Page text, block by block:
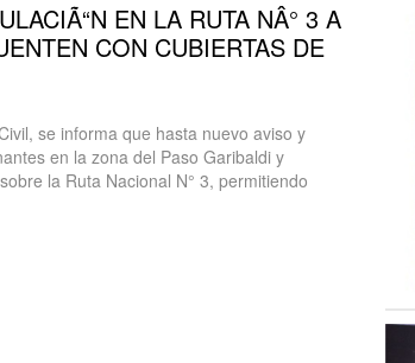
EN LA RUTA NÂ° 3 A
CON CUBIERTAS DE
se informa que hasta nuevo aviso y
en la zona del Paso Garibaldi y
la Ruta Nacional N° 3, permitiendo